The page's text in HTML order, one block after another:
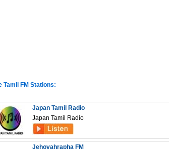
Tamil FM Stations:
Japan Tamil Radio
Japan Tamil Radio
Jehovahrapha FM